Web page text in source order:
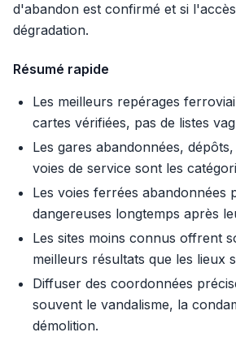
d'abandon est confirmé et si
dégradation.
Résumé rapide
Les meilleurs repérages
cartes vérifiées, pas de listes
Les gares abandonnées,
voies de service sont les
Les voies ferrées abandonnées
dangereuses longtemps après
Les sites moins connus offrent
meilleurs résultats que les lieux
Diffuser des coordonnées
souvent le vandalisme, la
démolition.